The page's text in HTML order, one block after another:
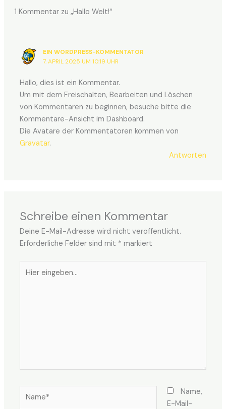
1 Kommentar zu „Hallo Welt!“
EIN WORDPRESS-KOMMENTATOR
7. APRIL 2025 UM 10:19 UHR
Hallo, dies ist ein Kommentar.
Um mit dem Freischalten, Bearbeiten und Löschen
von Kommentaren zu beginnen, besuche bitte die
Kommentare-Ansicht im Dashboard.
Die Avatare der Kommentatoren kommen von
Gravatar.
Antworten
Schreibe einen Kommentar
Deine E-Mail-Adresse wird nicht veröffentlicht.
Erforderliche Felder sind mit * markiert
eingeben…
Name,
E-Mail-